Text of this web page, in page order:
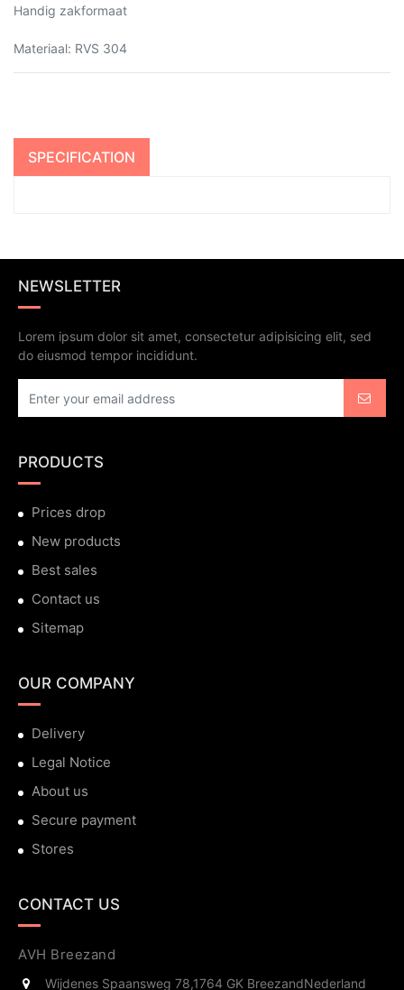
Handig zakformaat
Materiaal: RVS 304
SPECIFICATION
NEWSLETTER
Lorem ipsum dolor sit amet, consectetur adipisicing elit, sed
do eiusmod tempor incididunt.
PRODUCTS
Prices drop
New products
Best sales
Contact us
Sitemap
OUR COMPANY
Delivery
Legal Notice
About us
Secure payment
Stores
CONTACT US
AVH Breezand
Wijdenes Spaansweg 78,1764 GK BreezandNederland